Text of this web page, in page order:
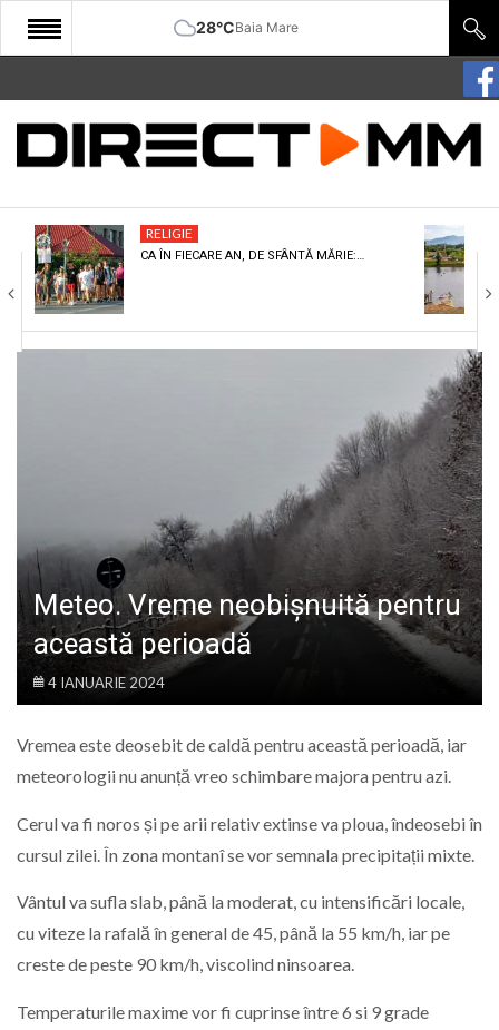
28°CBaia Mare
START
COMUNITATE
CULTURA
ECONOMIE
SANATATE
RELIGIE
CA ÎN FIECARE AN, DE SFÂNTĂ MĂRIE:…
Meteo. Vreme neobișnuită pentru
această perioadă
4 IANUARIE 2024
Vremea este deosebit de caldă pentru această perioadă, iar
meteorologii nu anunță vreo schimbare majora pentru azi.
Cerul va fi noros și pe arii relativ extinse va ploua, îndeosebi în
cursul zilei. În zona montanî se vor semnala precipitații mixte.
Vântul va sufla slab, până la moderat, cu intensificări locale,
cu viteze la rafală în general de 45, până la 55 km/h, iar pe
creste de peste 90 km/h, viscolind ninsoarea.
Temperaturile maxime vor fi cuprinse între 6 si 9 grade